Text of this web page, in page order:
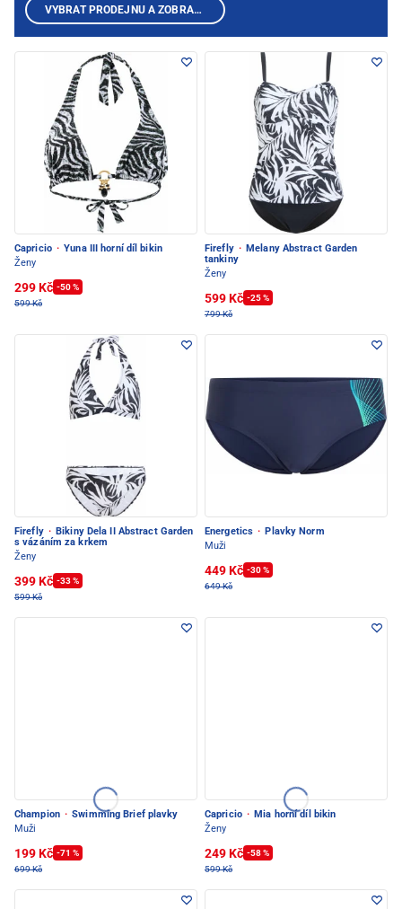
Capricio · Yuna III horní díl bikin
Ženy
299 Kč -50 %
599 Kč
Firefly · Melany Abstract Garden
tankiny
Ženy
599 Kč -25 %
799 Kč
Firefly · Bikiny Dela II Abstract Garden
s vázáním za krkem
Ženy
399 Kč -33 %
599 Kč
Energetics · Plavky Norm
Muži
449 Kč -30 %
649 Kč
Champion · Swimming Brief plavky
Muži
199 Kč -71 %
699 Kč
Capricio · Mia horní díl bikin
Ženy
249 Kč -58 %
599 Kč
VYBRAT PRODEJNU A ZOBRAZIT PRODUKTY